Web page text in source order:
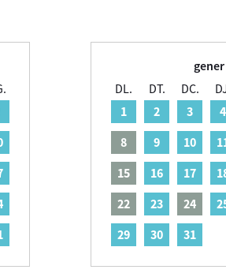
DL.
DT. DC.
1
2 3 4
8
9 10
15
16 17
22
23 24
29
30 31